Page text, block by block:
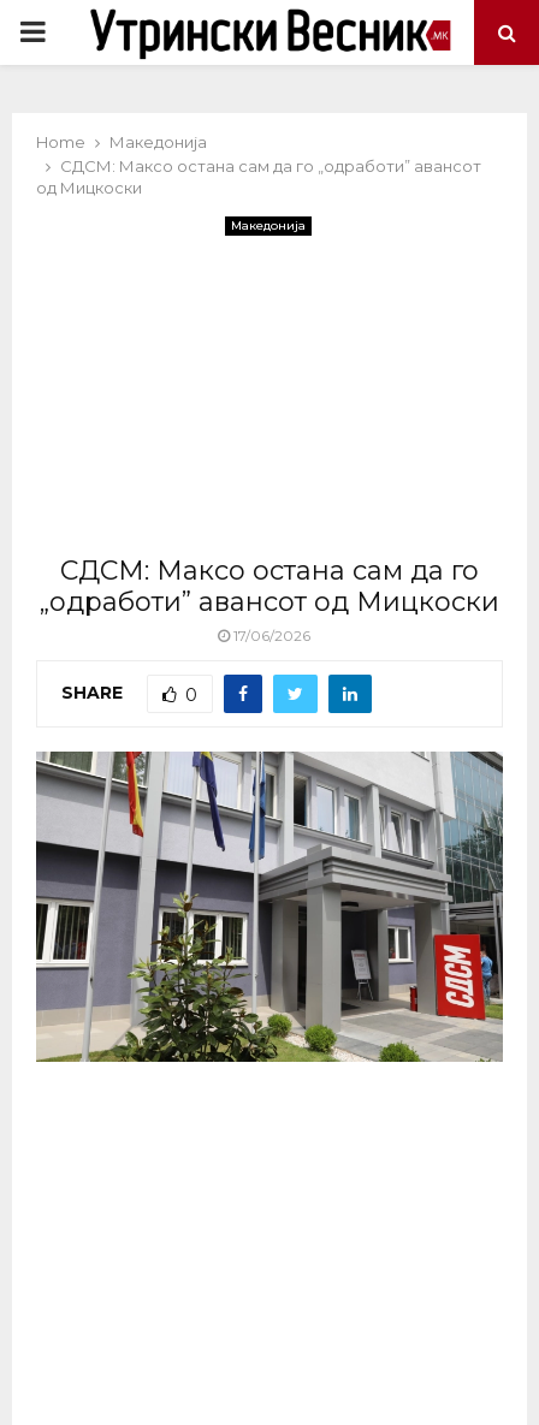
PRIMARY
Home
Македонија
СДСМ: Максо остана сам да го „одработи” авансот
од Мицкоски
Македонија
СДСМ: Максо остана сам да го
„одработи” авансот од Мицкоски
17/06/2026
SHARE 0